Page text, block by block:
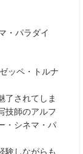
・パラダイ
ッペ・トルナ
了されてしま
技師のアルフ
・シネマ・パ
験しながらも